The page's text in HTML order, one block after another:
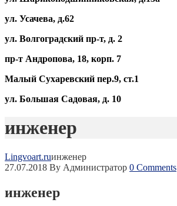
ул. Усачева, д.62
ул. Волгоградский пр-т, д. 2
пр-т Андропова, 18, корп. 7
Малый Сухаревский пер.9, ст.1
ул. Большая Садовая, д. 10
инженер
Lingvoart.ruинженер
27.07.2018 By Администратор 0 Comments
инженер